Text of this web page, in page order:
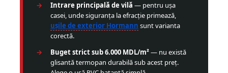
Intrare principală de vilă — pentru ușa
casei, unde siguranța la efracție primează,
ușile de exterior Hormann sunt varianta
corectă.
Buget strict sub 6.000 MDL/m²— nu există
glisantă termopan durabilă sub acest preț.